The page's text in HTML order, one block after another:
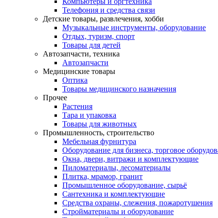
Телефония и средства связи
Детские товары, развлечения, хобби
Музыкальные инструменты, оборудование
Отдых, туризм, спорт
Товары для детей
Автозапчасти, техника
Автозапчасти
Медицинские товары
Оптика
Товары медицинского назначения
Прочее
Растения
Тара и упаковка
Товары для животных
Промышленность, строительство
Мебельная фурнитура
Оборудование для бизнеса, торговое
Окна, двери, витражи и комплектующие
Пиломатериалы, лесоматериалы
Плитка, мрамор, гранит
Промышленное оборудование, сырьё
Сантехника и комплектующие
Средства охраны, слежения, пожаротушения
Стройматериалы и оборудование